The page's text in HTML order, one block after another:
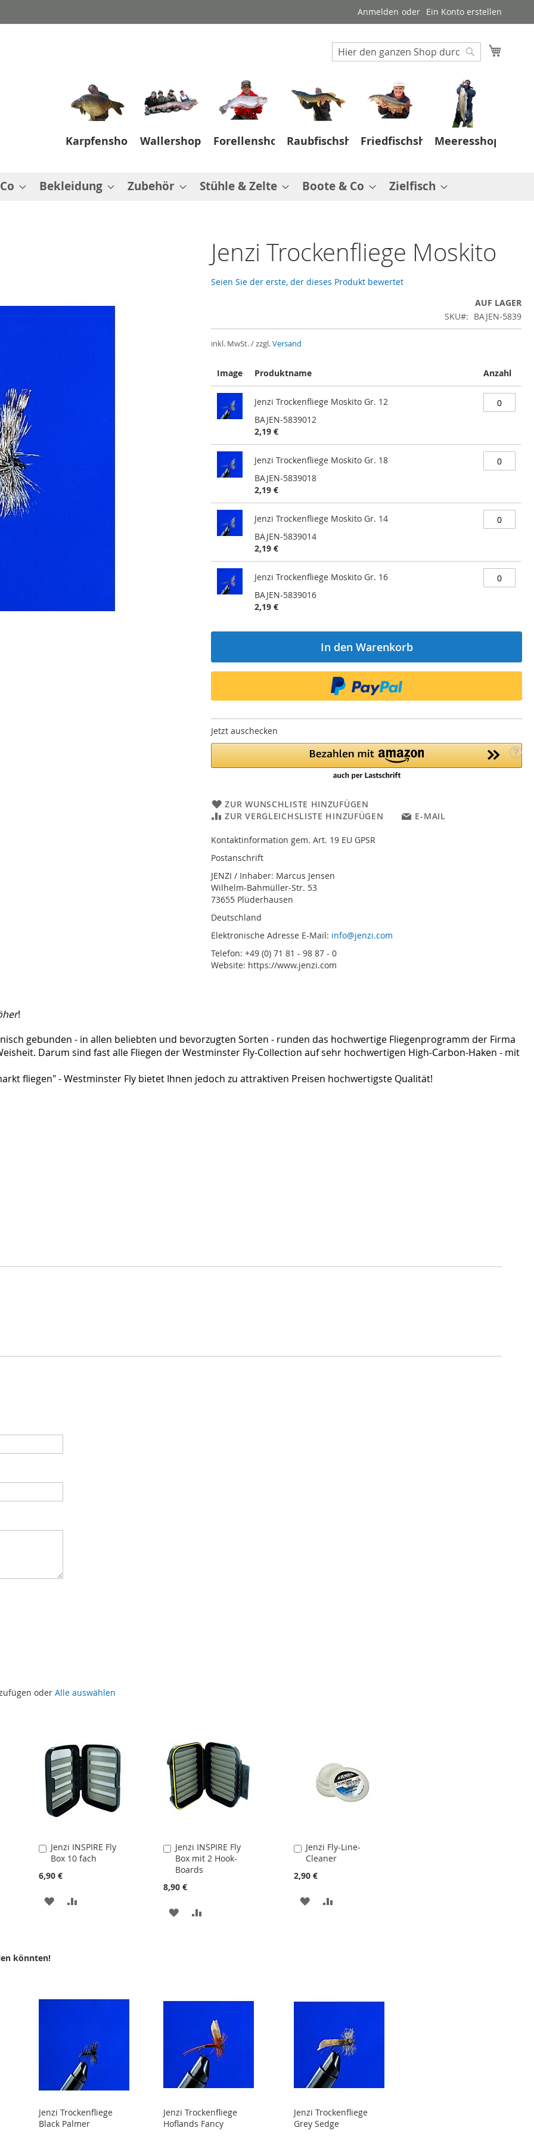
Anmelden Ein Konto erstellen
Suche
Suche
Karpfenshop Wallershop Forellenshop RaubfischshopFriedfischshopMeeresshop
Bekleidung Zubehör Stühle & Zelte Boote & Co Zielfisch
Jenzi Trockenfliege Moskito
Seien Sie der erste, der dieses Produkt bewertet
AUF LAGER
SKU
BAJEN-5839
inkl. MwSt. / zzgl.Versand
Gruppiert
Produkte
Image Produktname Anzahl
Jenzi Trockenfliege Moskito Gr. 12
BAJEN-5839012
2,19 €
Jenzi Trockenfliege Moskito Gr. 18
BAJEN-5839018
2,19 €
Jenzi Trockenfliege Moskito Gr. 14
BAJEN-5839014
2,19 €
Jenzi Trockenfliege Moskito Gr. 16
BAJEN-5839016
2,19 €
In den Warenkorb
Jetzt auschecken
ZUR WUNSCHLISTE HINZUFÜGEN
ZUR VERGLEICHSLISTE HINZUFÜGEN
E-MAIL
Kontaktinformation gem. Art. 19 EU GPSR
Postanschrift
JENZI / Inhaber: Marcus Jensen
Wilhelm-Bahmüller-Str. 53
73655 Plüderhausen
Deutschland
Elektronische Adresse E-Mail: info@jenzi.com
Telefon: +49 (0) 71 81 - 98 87 - 0
Website: https://www.jenzi.com
!
gebunden - in allen beliebten und bevorzugten Sorten - runden das hochwertige Fliegenprogramm der Firma
Darum sind fast alle Fliegen der Westminster Fly-Collection auf sehr hochwertigen High-Carbon-Haken - mit
fliegen" - Westminster Fly bietet Ihnen jedoch zu attraktiven Preisen hochwertigste Qualität!
oder Alle auswählen
Jenzi INSPIRE Fly
Box 10 fach
6,90 €
In
den
ZUR
Jenzi INSPIRE Fly
Box mit 2 Hook-
Boards
8,90 €
In
den
Warenkorb
ZUR
Jenzi Fly-Line-
Cleaner
2,90 €
In
den
ZUR ZUR
könnten!
Jenzi Trockenfliege
Black Palmer
Jenzi Trockenfliege
Hoflands Fancy
Jenzi Trockenfliege
Grey Sedge